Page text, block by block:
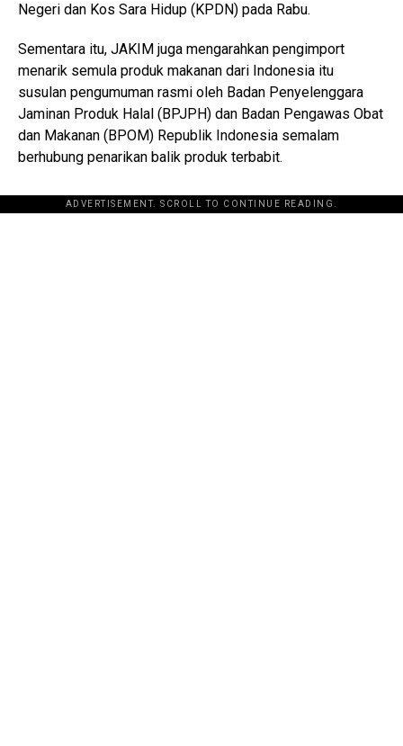
Negeri dan Kos Sara Hidup (KPDN) pada Rabu.
Sementara itu, JAKIM juga mengarahkan pengimport
menarik semula produk makanan dari Indonesia itu
susulan pengumuman rasmi oleh Badan Penyelenggara
Jaminan Produk Halal (BPJPH) dan Badan Pengawas Obat
dan Makanan (BPOM) Republik Indonesia semalam
berhubung penarikan balik produk terbabit.
ADVERTISEMENT. SCROLL TO CONTINUE READING.